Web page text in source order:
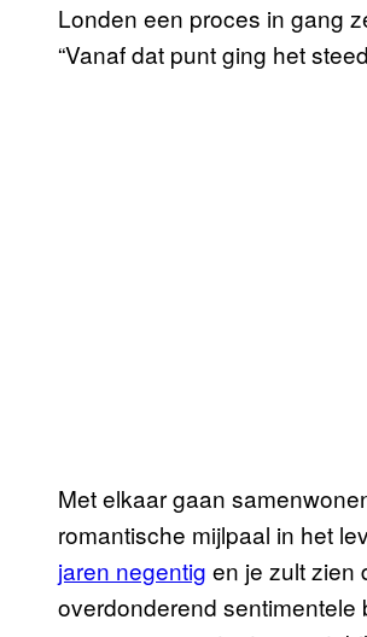
Londen een proces in gang
“Vanaf dat punt ging het
Met elkaar gaan
romantische mijlpaal in het
jaren negentig en je zult zien
overdonderend sentimentele